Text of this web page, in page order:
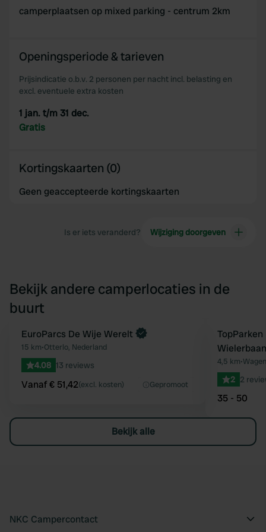
camperplaatsen op mixed parking - centrum 2km
Openingsperiode & tarieven
Prijsindicatie o.b.v. 2 personen per nacht incl. belasting en
excl. eventuele extra kosten
1 jan. t/m 31 dec.
Gratis
Kortingskaarten (0)
Geen geaccepteerde kortingskaarten
Is er iets veranderd? Wijziging doorgeven
Bekijk andere camperlocaties in de
buurt
Favoriet
Boek direct
EuroParcs De Wije Werelt
15 km•Otterlo, Nederland
4.08 13 reviews
Vanaf € 51,42(excl. kosten) Gepromoot
Wielerbaan
4,5 km•
2 2
35 - 50
Bekijk alle
NKC Campercontact